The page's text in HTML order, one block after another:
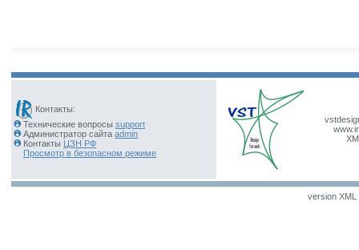
Контакты:
Технические вопросы support
Администратор сайта admin
Контакты ЦЗН РФ
Просмотр в безопасном режиме
version